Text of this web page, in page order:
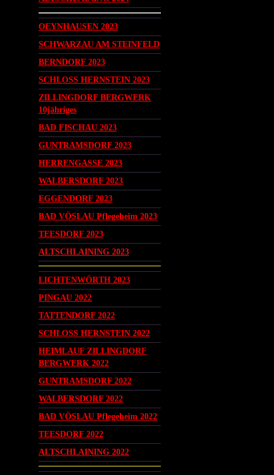
OEYNHAUSEN 2023
SCHWARZAU AM STEINFELD
BERNDORF 2023
SCHLOSS HERNSTEIN 2023
ZILLINGDORF BERGWERK
10jähriges
BAD FISCHAU 2023
GUNTRAMSDORF 2023
HERRENGASSE 2023
WALBERSDORF 2023
EGGENDORF 2023
BAD VÖSLAU Pflegeheim 2023
TEESDORF 2023
ALTSCHLAINING 2023
LICHTENWÖRTH 2023
PINGAU 2022
TATTENDORF 2022
SCHLOSS HERNSTEIN 2022
HEIMLAUF ZILLINGDORF
BERGWERK 2022
GUNTRAMSDORF 2022
WALBERSDORF 2022
BAD VÖSLAU Pflegeheim 2022
TEESDORF 2022
ALTSCHLAINING 2022